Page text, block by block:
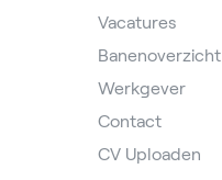
Vacatures
Banenoverzicht
Werkgever
Contact
CV Uploaden